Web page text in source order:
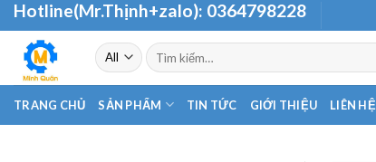
Skip
to
content
Hotline(Mr.Thịnh+zalo): 0364798228
Tìm
kiếm:
TRANG CHỦ SẢN PHẨM TIN TỨC GIỚI THIỆU LIÊN HỆ